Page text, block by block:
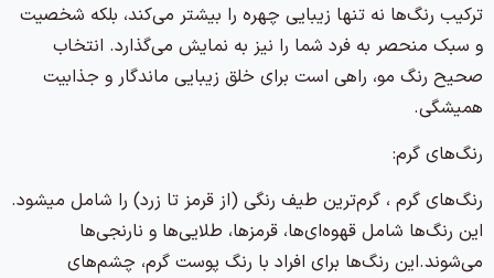
ترکیب رنگ‌ها نه تنها زیبایی چهره را بیشتر می‌کند، بلکه شخصیت
و سبک منحصر به فرد شما را نیز به نمایش می‌گذارد. انتخاب
صحیح رنگ مو، راهی است برای خلق زیبایی ماندگار و جذابیت
همیشگی.
رنگ‌های گرم:
رنگ‌های گرم ، گرم‌ترین طیف رنگی (از قرمز تا زرد) را شامل میشود.
این رنگ‌ها شامل قهوه‌ای‌ها، قرمزها، طلایی‌ها و نارنجی‌ها
می‌شوند.این رنگ‌ها برای افراد با رنگ پوست گرم، چشم‌های